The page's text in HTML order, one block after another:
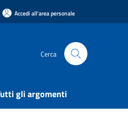
Accedi all'area personale
Cerca
gli argomenti